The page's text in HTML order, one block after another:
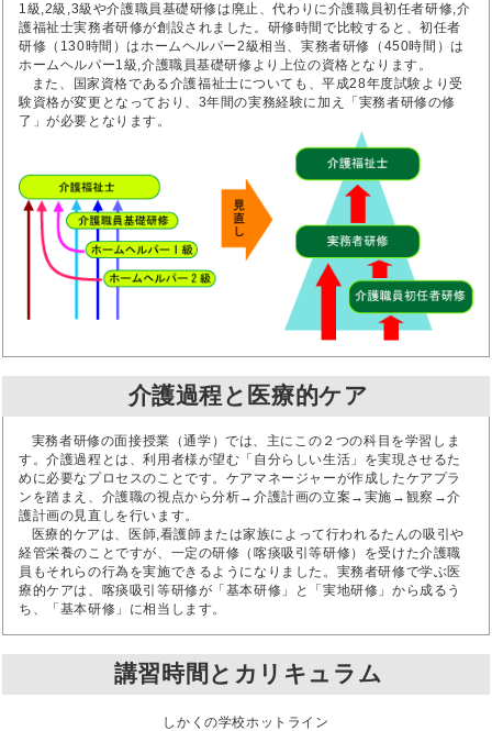
1級,2級,3級や介護職員基礎研修は廃止、代わりに介護職員初任者研修,介
護福祉士実務者研修が創設されました。研修時間で比較すると、初任者
研修（130時間）はホームヘルパー2級相当、実務者研修（450時間）は
ホームヘルパー1級,介護職員基礎研修より上位の資格となります。
また、国家資格である介護福祉士についても、平成28年度試験より受
験資格が変更となっており、3年間の実務経験に加え「実務者研修の修
了」が必要となります。
介護過程と医療的ケア
実務者研修の面接授業（通学）では、主にこの２つの科目を学習しま
す。介護過程とは、利用者様が望む「自分らしい生活」を実現させるた
めに必要なプロセスのことです。ケアマネージャーが作成したケアプラ
ンを踏まえ、介護職の視点から分析→介護計画の立案→実施→観察→介
護計画の見直しを行います。
医療的ケアは、医師,看護師または家族によって行われるたんの吸引や
経管栄養のことですが、一定の研修（喀痰吸引等研修）を受けた介護職
員もそれらの行為を実施できるようになりました。実務者研修で学ぶ医
療的ケアは、喀痰吸引等研修が「基本研修」と「実地研修」から成るう
ち、「基本研修」に相当します。
講習時間とカリキュラム
しかくの学校ホットライン